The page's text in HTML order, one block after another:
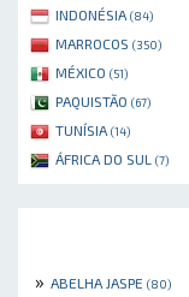
INDONÉSIA (84)
MARROCOS (350)
MÉXICO (51)
PAQUISTÃO (67)
TUNÍSIA (14)
ÁFRICA DO SUL (7)
» ABELHA JASPE (80)